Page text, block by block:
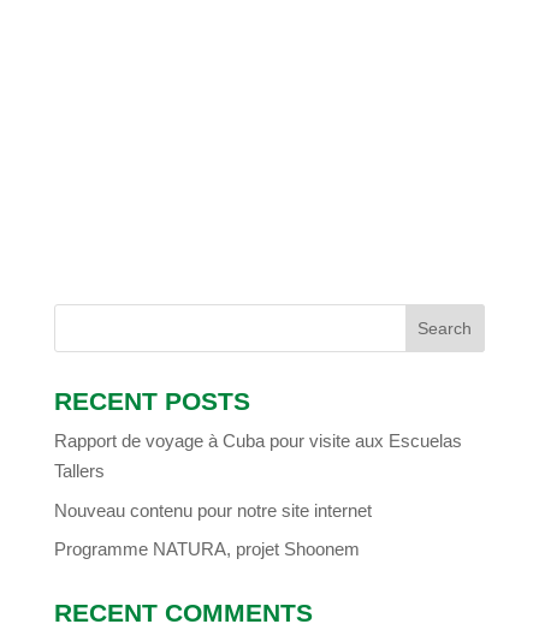
RECENT POSTS
Rapport de voyage à Cuba pour visite aux Escuelas
Tallers
Nouveau contenu pour notre site internet
Programme NATURA, projet Shoonem
RECENT COMMENTS